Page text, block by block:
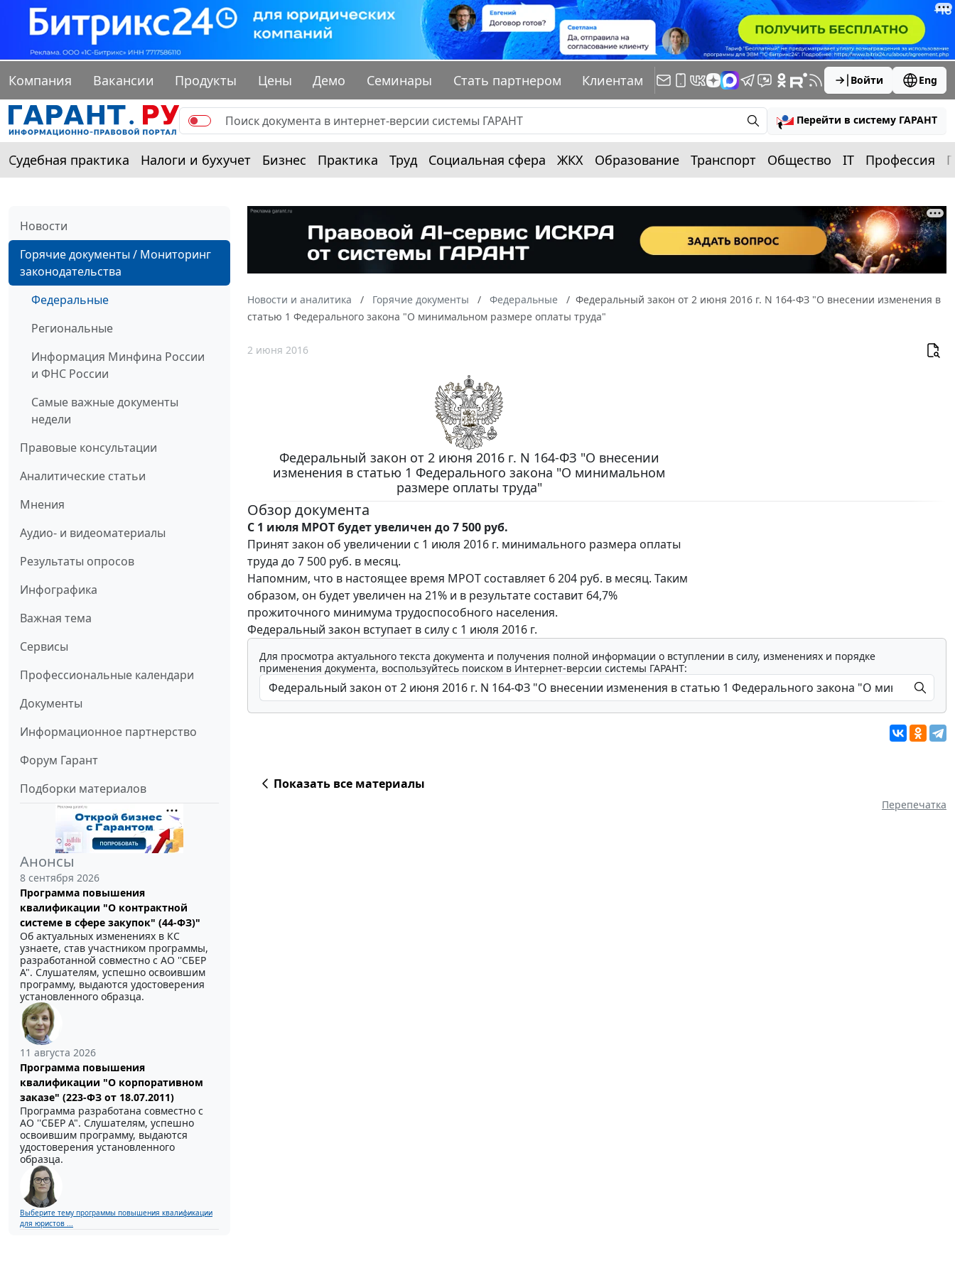
Компания Вакансии Продукты Цены Демо Семинары Стать партнером Клиентам Войти Eng
Перейти в систему ГАРАНТ
Судебная практика Налоги и бухучет Бизнес Практика Труд Социальная сфера ЖКХ Образование Транспорт Общество IT Профессия
Новости
Горячие документы / Мониторинг
законодательства
Федеральные
Региональные
Информация Минфина России
и ФНС России
Самые важные документы
недели
Правовые консультации
Аналитические статьи
Мнения
Аудио- и видеоматериалы
Результаты опросов
Инфографика
Важная тема
Сервисы
Профессиональные календари
Документы
Информационное партнерство
Форум Гарант
Подборки материалов
Анонсы
8 сентября 2026
Программа повышения
квалификации "О контрактной
системе в сфере закупок" (44-ФЗ)"
Об актуальных изменениях в КС
узнаете, став участником программы,
разработанной совместно с АО ''СБЕР
А". Слушателям, успешно освоившим
программу, выдаются удостоверения
установленного образца.
11 августа 2026
Программа повышения
квалификации "О корпоративном
заказе" (223-ФЗ от 18.07.2011)
Программа разработана совместно с
АО ''СБЕР А". Слушателям, успешно
освоившим программу, выдаются
удостоверения установленного
образца.
Выберите тему программы повышения квалификации
для юристов ...
Новости и аналитика Горячие документы Федеральные
Федеральный закон от 2 июня 2016 г. N 164-ФЗ "О внесении изменения в
статью 1 Федерального закона "О минимальном размере оплаты труда"
2 июня 2016
Федеральный закон от 2 июня 2016 г. N 164-ФЗ "О внесении
изменения в статью 1 Федерального закона "О минимальном
размере оплаты труда"
Обзор документа
С 1 июля МРОТ будет увеличен до 7 500 руб.
Принят закон об увеличении с 1 июля 2016 г. минимального размера оплаты
труда до 7 500 руб. в месяц.
Напомним, что в настоящее время МРОТ составляет 6 204 руб. в месяц. Таким
образом, он будет увеличен на 21% и в результате составит 64,7%
прожиточного минимума трудоспособного населения.
Федеральный закон вступает в силу с 1 июля 2016 г.
Для просмотра актуального текста документа и получения полной информации о вступлении в силу, изменениях и порядке
применения документа, воспользуйтесь поиском в Интернет-версии системы ГАРАНТ:
Показать все материалы
Перепечатка